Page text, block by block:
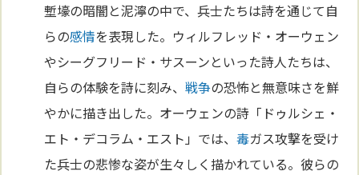
塹壕の暗闇と泥濘の中で、兵士たちは詩を通じて自
らの感情を表現した。ウィルフレッド・オーウェン
やシーグフリード・サスーンといった詩人たちは、
自らの体験を詩に刻み、戦争の恐怖と無意味さを鮮
やかに描き出した。オーウェンの詩「ドゥルシェ・
エト・デコラム・エスト」では、毒ガス攻撃を受け
た兵士の悲惨な姿が生々しく描かれている。彼らの